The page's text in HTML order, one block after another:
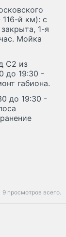
й км): с
1-я
Мойка
С2 из
до 19:30 -
габиона.
до 19:30 -
9 просмотров всего.